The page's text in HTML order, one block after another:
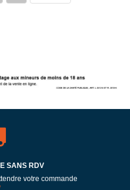
SANS RDV
votre commande